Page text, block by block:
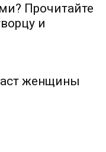
Прочитайте
и
женщины